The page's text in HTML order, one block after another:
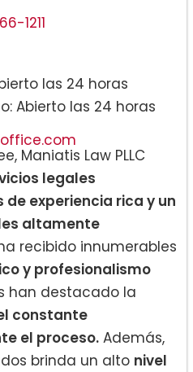
1211
las 24 horas
Abierto las 24 horas
Maniatis Law PLLC
legales
experiencia rica y un
altamente
recibido innumerables
y profesionalismo
han destacado la
constante
el proceso. Además,
brinda un alto nivel